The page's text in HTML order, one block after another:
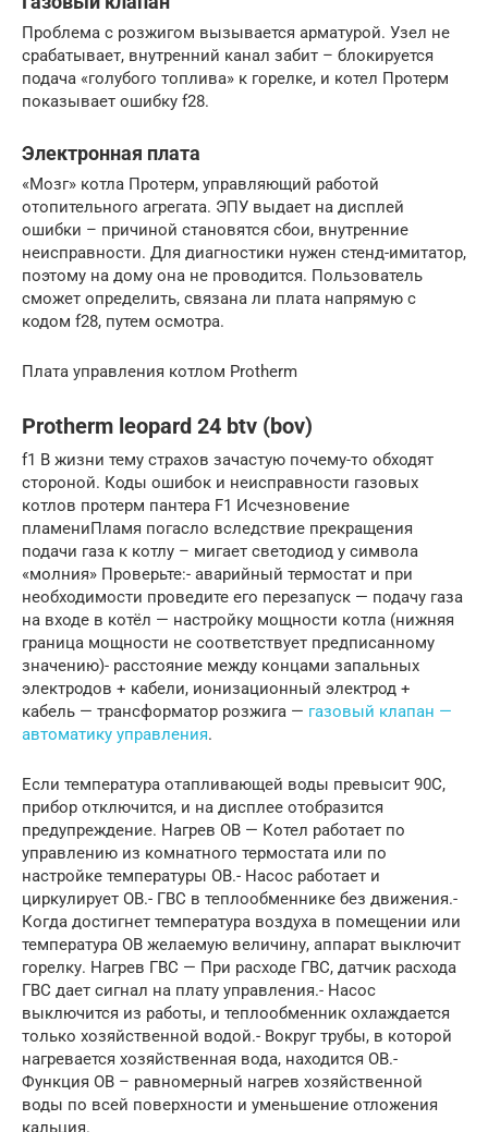
Проблема с розжигом вызывается арматурой. Узел не
срабатывает, внутренний канал забит – блокируется
подача «голубого топлива» к горелке, и котел Протерм
показывает ошибку f28.
Электронная плата
«Мозг» котла Протерм, управляющий работой
отопительного агрегата. ЭПУ выдает на дисплей
ошибки – причиной становятся сбои, внутренние
неисправности. Для диагностики нужен стенд-имитатор,
поэтому на дому она не проводится. Пользователь
сможет определить, связана ли плата напрямую с
кодом f28, путем осмотра.
Плата управления котлом Protherm
Protherm leopard 24 btv (bov)
f1 В жизни тему страхов зачастую почему-то обходят
стороной. Коды ошибок и неисправности газовых
котлов протерм пантера F1 Исчезновение
пламениПламя погасло вследствие прекращения
подачи газа к котлу – мигает светодиод у символа
«молния» Проверьте:- аварийный термостат и при
необходимости проведите его перезапуск — подачу газа
на входе в котёл — настройку мощности котла (нижняя
граница мощности не соответствует предписанному
значению)- расстояние между концами запальных
электродов + кабели, ионизационный электрод +
кабель — трансформатор розжига — газовый клапан —
автоматику управления.
Если температура отапливающей воды превысит 90C,
прибор отключится, и на дисплее отобразится
предупреждение. Нагрев ОВ — Котел работает по
управлению из комнатного термостата или по
настройке температуры ОВ.- Насос работает и
циркулирует ОВ.- ГВС в теплообменнике без движения.-
Когда достигнет температура воздуха в помещении или
температура ОВ желаемую величину, аппарат выключит
горелку. Нагрев ГВС — При расходе ГВС, датчик расхода
ГВС дает сигнал на плату управления.- Насос
выключится из работы, и теплообменник охлаждается
только хозяйственной водой.- Вокруг трубы, в которой
нагревается хозяйственная вода, находится ОВ.-
Функция ОВ – равномерный нагрев хозяйственной
воды по всей поверхности и уменьшение отложения
кальция.